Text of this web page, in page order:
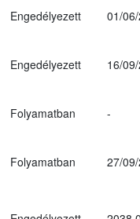
Engedélyezett 01/
Engedélyezett 16/
Folyamatban -
Folyamatban 27/